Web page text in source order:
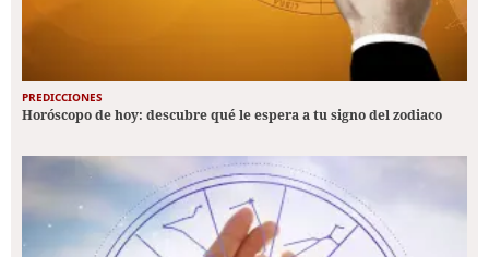
PREDICCIONES
Horóscopo de hoy: descubre qué le espera a tu signo del zodiaco